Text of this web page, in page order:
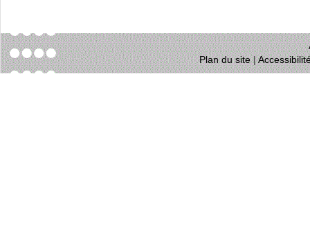
Plan du site|